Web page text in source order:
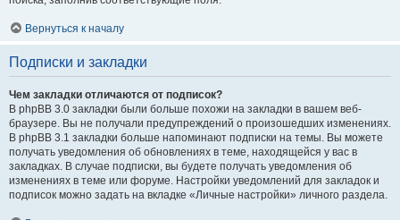
Вернуться к началу
Подписки и закладки
Чем закладки отличаются от подписок?
В phpBB 3.0 закладки были больше похожи на закладки в вашем веб-
браузере. Вы не получали предупреждений о произошедших изменениях.
В phpBB 3.1 закладки больше напоминают подписки на темы. Вы можете
получать уведомления об обновлениях в теме, находящейся у вас в
закладках. В случае подписки, вы будете получать уведомления об
изменениях в теме или форуме. Настройки уведомлений для закладок и
подписок можно задать на вкладке «Личные настройки» личного раздела.